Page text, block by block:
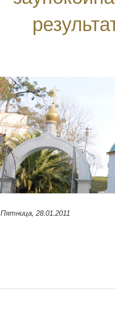
Пятница, 28.01.2011